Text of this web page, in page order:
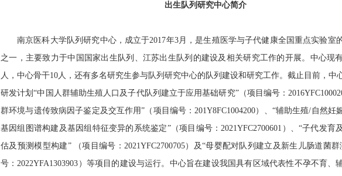
出生队列研究中心简介
南京医科大学队列研究中心，成立于2017年3月，是生殖医学与子代健康全国重点实验室
之一，主要致力于中国国家出生队列、江苏出生队列的建设及相关研究工作的开展。中心现
人，中心骨干10人，还有多名研究生参与队列研究中心的队列建设和研究工作。截止目前，中
研发计划“中国人群辅助生殖人口及子代队列建立于应用基础研究”（项目编号：
群环境与遗传致病因子鉴定及交互作用”（项目编号：201Y8FC1004200）、“辅助生殖/ 自然妊
基因组图谱构建及基因组特征变异的系统鉴定”（项目编号：2021YFC2700601 ）、“子代发育
估及预测模型构建” （项目编号： 2021YFC2700705）及“母婴配对队列建立及新生儿肠道菌群
号：2022YFA1303903 ）等项目的建设与运行。中心旨在建设我国具有区域代表性不孕不育、